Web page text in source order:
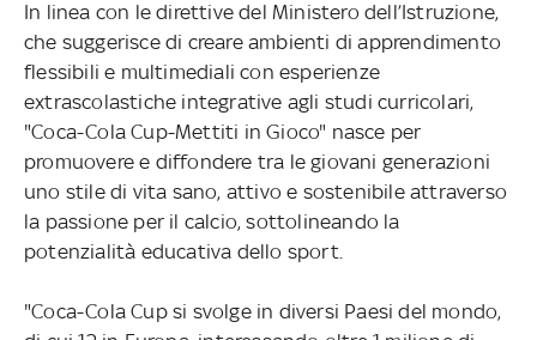
In linea con le direttive del Ministero dell’Istruzione,
che suggerisce di creare ambienti di apprendimento
flessibili e multimediali con esperienze
extrascolastiche integrative agli studi curricolari,
"Coca-Cola Cup-Mettiti in Gioco" nasce per
promuovere e diffondere tra le giovani generazioni
uno stile di vita sano, attivo e sostenibile attraverso
la passione per il calcio, sottolineando la
potenzialità educativa dello sport.
"Coca-Cola Cup si svolge in diversi Paesi del mondo,